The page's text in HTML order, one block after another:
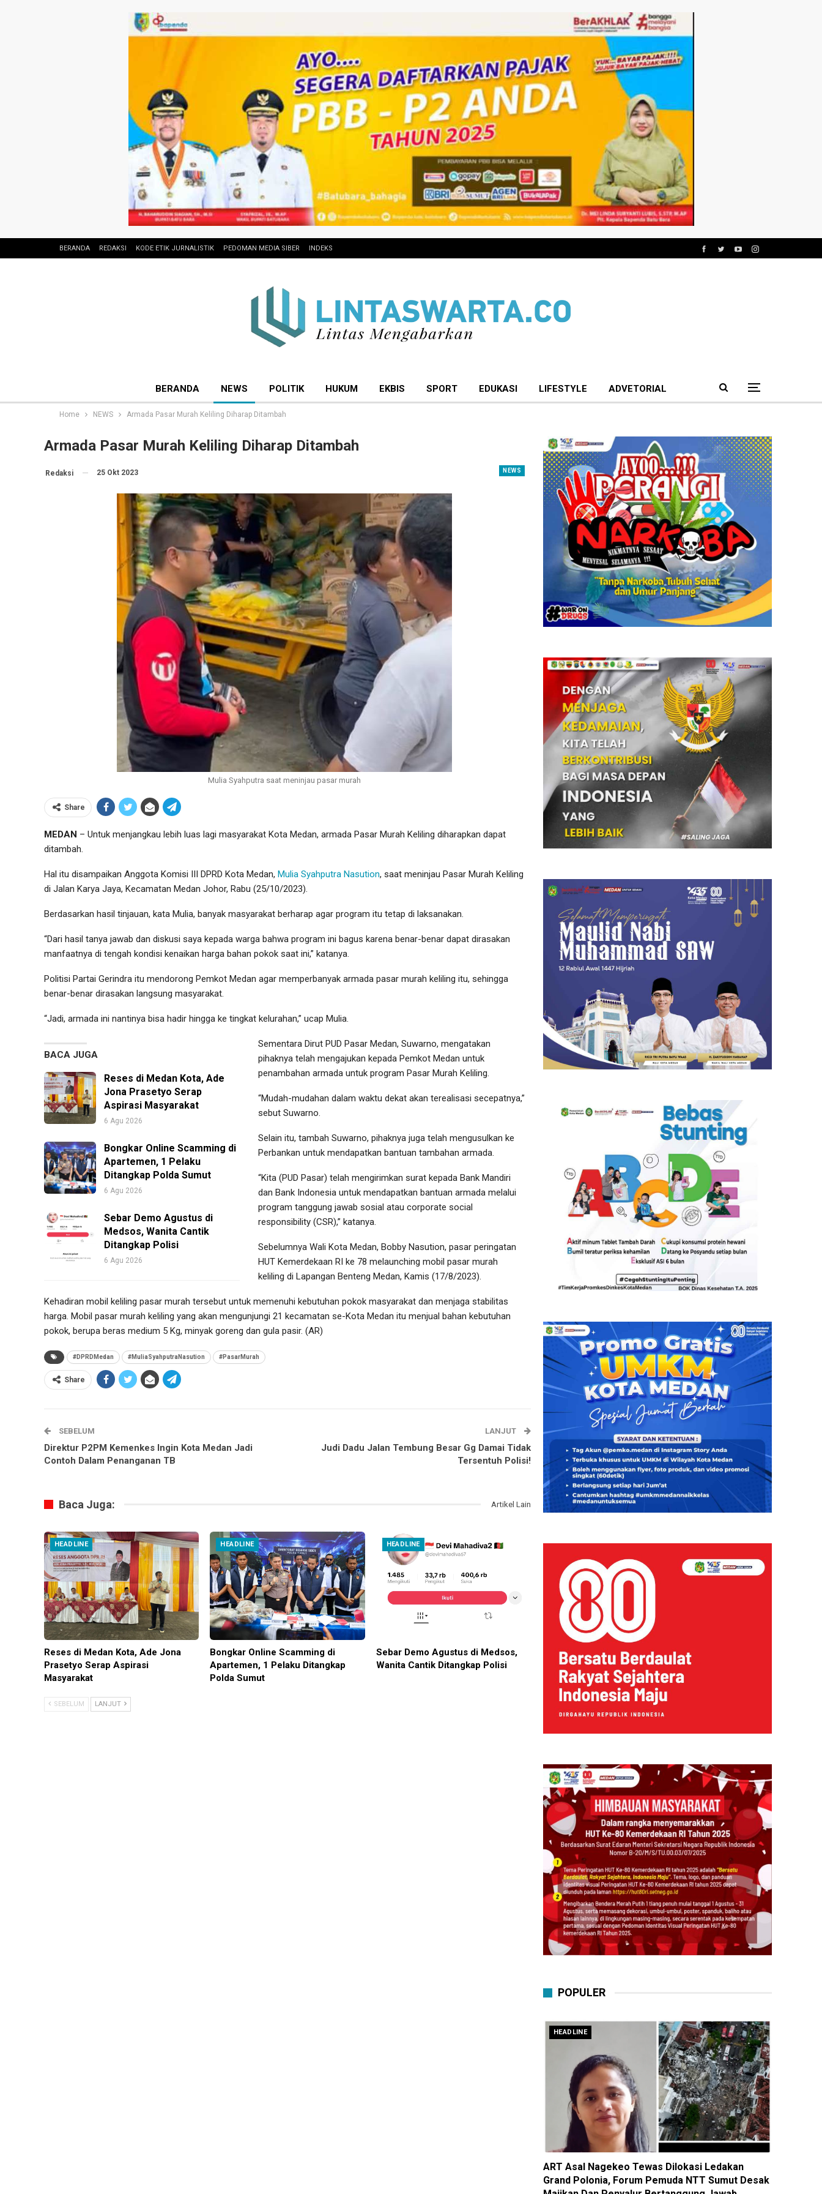
BERANDA REDAKSI KODE ETIK JURNALISTIK PEDOMAN MEDIA SIBER INDEKS
BERANDA NEWS POLITIK HUKUM EKBIS SPORT EDUKASI LIFESTYLE ADVETORIAL
Home NEWS Armada Pasar Murah Keliling Diharap Ditambah
Armada Pasar Murah Keliling Diharap Ditambah
NEWS
Redaksi 25 Okt 2023
Mulia Syahputra saat meninjau pasar murah
Share
MEDAN – Untuk menjangkau lebih luas lagi masyarakat Kota Medan, armada Pasar Murah Keliling diharapkan dapat
ditambah.
Hal itu disampaikan Anggota Komisi III DPRD Kota Medan, Mulia Syahputra Nasution, saat meninjau Pasar Murah Keliling
di Jalan Karya Jaya, Kecamatan Medan Johor, Rabu (25/10/2023).
Berdasarkan hasil tinjauan, kata Mulia, banyak masyarakat berharap agar program itu tetap di laksanakan.
“Dari hasil tanya jawab dan diskusi saya kepada warga bahwa program ini bagus karena benar-benar dapat dirasakan
manfaatnya di tengah kondisi kenaikan harga bahan pokok saat ini,” katanya.
Politisi Partai Gerindra itu mendorong Pemkot Medan agar memperbanyak armada pasar murah keliling itu, sehingga
benar-benar dirasakan langsung masyarakat.
“Jadi, armada ini nantinya bisa hadir hingga ke tingkat kelurahan,” ucap Mulia.
BACA JUGA
Reses di Medan Kota, Ade
Jona Prasetyo Serap
Aspirasi Masyarakat
6 Agu 2026
Bongkar Online Scamming di
Apartemen, 1 Pelaku
Ditangkap Polda Sumut
6 Agu 2026
Sebar Demo Agustus di
Medsos, Wanita Cantik
Ditangkap Polisi
6 Agu 2026
Sementara Dirut PUD Pasar Medan, Suwarno, mengatakan
pihaknya telah mengajukan kepada Pemkot Medan untuk
penambahan armada untuk program Pasar Murah Keliling.
“Mudah-mudahan dalam waktu dekat akan terealisasi secepatnya,”
sebut Suwarno.
Selain itu, tambah Suwarno, pihaknya juga telah mengusulkan ke
Perbankan untuk mendapatkan bantuan tambahan armada.
“Kita (PUD Pasar) telah mengirimkan surat kepada Bank Mandiri
dan Bank Indonesia untuk mendapatkan bantuan armada melalui
program tanggung jawab sosial atau corporate social
responsibility (CSR),” katanya.
Sebelumnya Wali Kota Medan, Bobby Nasution, pasar peringatan
HUT Kemerdekaan RI ke 78 melaunching mobil pasar murah
keliling di Lapangan Benteng Medan, Kamis (17/8/2023).
Kehadiran mobil keliling pasar murah tersebut untuk memenuhi kebutuhan pokok masyarakat dan menjaga stabilitas
harga. Mobil pasar murah keliling yang akan mengunjungi 21 kecamatan se-Kota Medan itu menjual bahan kebutuhan
pokok, berupa beras medium 5 Kg, minyak goreng dan gula pasir. (AR)
#DPRDMedan #MuliaSyahputraNasution #PasarMurah
Share
SEBELUM
Direktur P2PM Kemenkes Ingin Kota Medan Jadi
Contoh Dalam Penanganan TB
LANJUT
Judi Dadu Jalan Tembung Besar Gg Damai Tidak
Tersentuh Polisi!
Baca Juga: Artikel Lain
HEADLINE
Reses di Medan Kota, Ade Jona
Prasetyo Serap Aspirasi
Masyarakat
HEADLINE
Bongkar Online Scamming di
Apartemen, 1 Pelaku Ditangkap
Polda Sumut
HEADLINE
Sebar Demo Agustus di Medsos,
Wanita Cantik Ditangkap Polisi
SEBELUM LANJUT
POPULER
HEADLINE
ART Asal Nagekeo Tewas Dilokasi Ledakan
Grand Polonia, Forum Pemuda NTT Sumut Desak